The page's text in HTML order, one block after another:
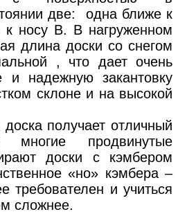
две: одна ближе к
к носу В. В нагруженном
длина доски со снегом
, что дает очень
и надежную закантовку
склоне и на высокой
получает отличный
многие продвинутые
доски с кэмбером
«но» кэмбера –
требователен и учиться
сложнее.